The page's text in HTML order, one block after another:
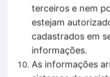
terceiros e nem
estejam
cadastrados em
informações.
As informações